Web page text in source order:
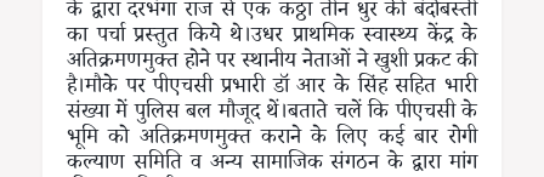
के द्वारा दरभंगा राज से एक कठ्ठा तीन धुर की बंदोबस्ती
का पर्चा प्रस्तुत किये थे।उधर प्राथमिक स्वास्थ्य केंद्र के
अतिक्रमणमुक्त होने पर स्थानीय नेताओं ने खुशी प्रकट की
है।मौके पर पीएचसी प्रभारी डॉ आर के सिंह सहित भारी
संख्या में पुलिस बल मौजूद थें।बताते चलें कि पीएचसी के
भूमि को अतिक्रमणमुक्त कराने के लिए कई बार रोगी
कल्याण समिति व अन्य सामाजिक संगठन के द्वारा मांग